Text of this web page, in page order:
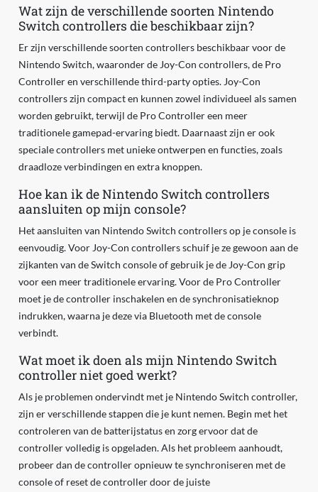
Wat zijn de verschillende soorten Nintendo
Switch controllers die beschikbaar zijn?
Er zijn verschillende soorten controllers beschikbaar voor de
Nintendo Switch, waaronder de Joy-Con controllers, de Pro
Controller en verschillende third-party opties. Joy-Con
controllers zijn compact en kunnen zowel individueel als samen
worden gebruikt, terwijl de Pro Controller een meer
traditionele gamepad-ervaring biedt. Daarnaast zijn er ook
speciale controllers met unieke ontwerpen en functies, zoals
draadloze verbindingen en extra knoppen.
Hoe kan ik de Nintendo Switch controllers
aansluiten op mijn console?
Het aansluiten van Nintendo Switch controllers op je console is
eenvoudig. Voor Joy-Con controllers schuif je ze gewoon aan de
zijkanten van de Switch console of gebruik je de Joy-Con grip
voor een meer traditionele ervaring. Voor de Pro Controller
moet je de controller inschakelen en de synchronisatieknop
indrukken, waarna je deze via Bluetooth met de console
verbindt.
Wat moet ik doen als mijn Nintendo Switch
controller niet goed werkt?
Als je problemen ondervindt met je Nintendo Switch controller,
zijn er verschillende stappen die je kunt nemen. Begin met het
controleren van de batterijstatus en zorg ervoor dat de
controller volledig is opgeladen. Als het probleem aanhoudt,
probeer dan de controller opnieuw te synchroniseren met de
console of reset de controller door de juiste